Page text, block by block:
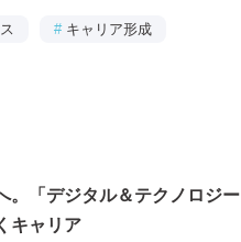
# キャリア形成
。「デジタル＆テクノロジー
キャリア